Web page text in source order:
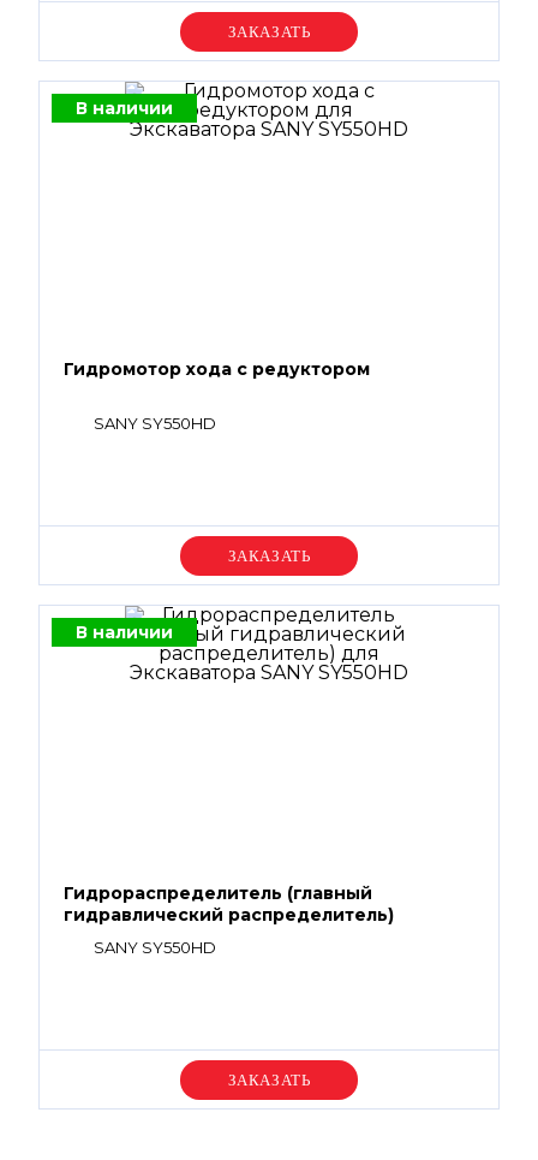
Уточняйте цену
В наличии
Гидромотор хода с редуктором
SANY SY550HD
Уточняйте цену
В наличии
Гидрораспределитель (главный
гидравлический распределитель)
SANY SY550HD
Уточняйте цену